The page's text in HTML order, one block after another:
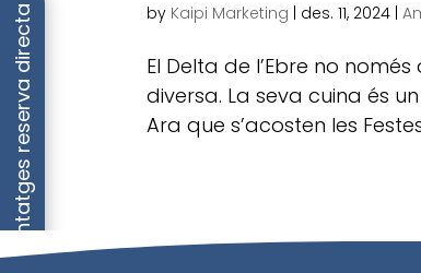
Avantatges reserva directa by Kaipi Marketing | des. 11, 2024 |
El Delta de l’Ebre no
diversa. La seva cuina és
Ara que s’acosten les